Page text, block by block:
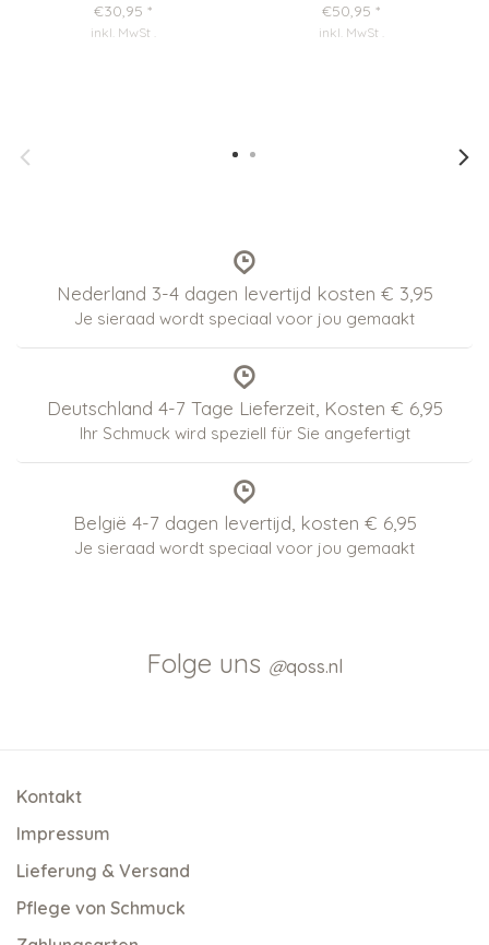
€30,95 *
inkl. MwSt
€50,95 *
inkl. MwSt
Nederland 3-4 dagen levertijd kosten € 3,95
Je sieraad wordt speciaal voor jou gemaakt
Deutschland 4-7 Tage Lieferzeit, Kosten € 6,95
Ihr Schmuck wird speziell für Sie angefertigt
België 4-7 dagen levertijd, kosten € 6,95
Je sieraad wordt speciaal voor jou gemaakt
Folge uns @qoss.nl
Kontakt
Impressum
Lieferung & Versand
Pflege von Schmuck